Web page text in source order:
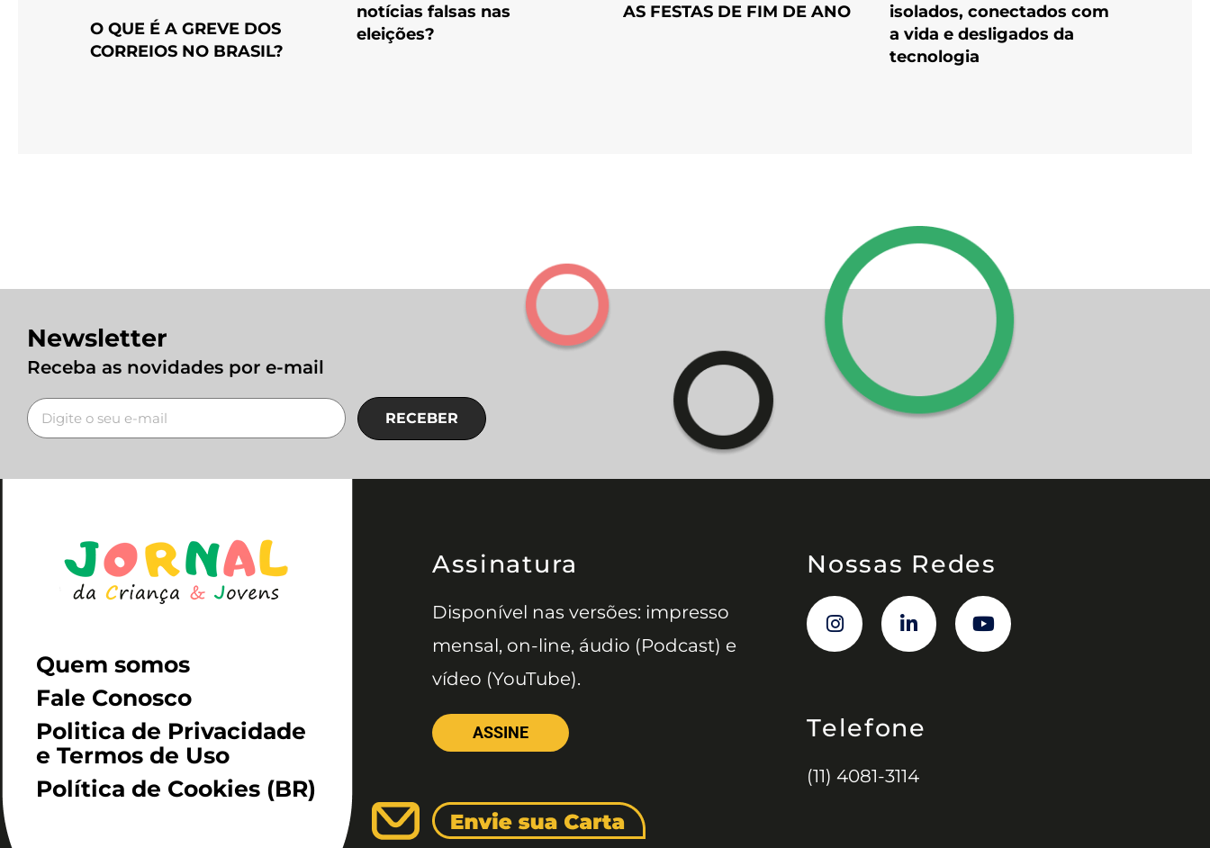
O QUE É A GREVE DOS
CORREIOS NO BRASIL?
notícias falsas nas
eleições?
AS FESTAS DE FIM DE ANO
isolados, conectados com
a vida e desligados da
tecnologia
Newsletter
Receba as novidades por e-mail
RECEBER
Quem somos
Fale Conosco
Politica de Privacidade
e Termos de Uso
Política de Cookies (BR)
Assinatura
Disponível nas versões: impresso
mensal, on-line, áudio (Podcast) e
vídeo (YouTube).
ASSINE
Nossas Redes
Telefone
(11) 4081-3114